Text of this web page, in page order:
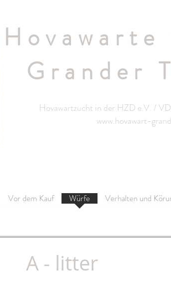
Hovawarte
Grander
Hovawartzucht in der HZD e.V. /
www.hovawart-
Vor dem Kauf Würfe Verhalten und
A - litter